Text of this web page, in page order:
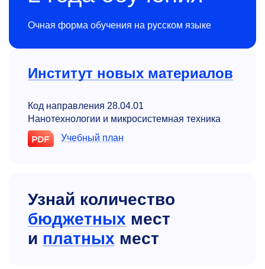
Очная форма обучения на русском языке
Институт новых материалов
Код направления 28.04.01
Нанотехнологии и микросистемная техника
Учебный план
Узнай количество
бюджетных мест
и платных мест